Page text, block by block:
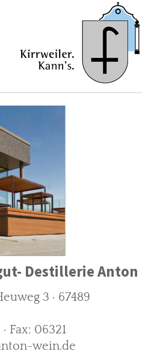
Destillerie Anton
3 · 67489
Fax: 06321
wein.de